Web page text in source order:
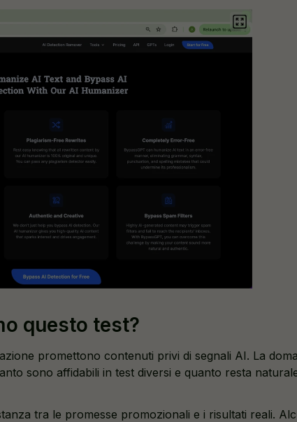
questo test?
promettono contenuti privi di segnali AI. La
sono affidabili in test diversi e quanto resta
tra le promesse promozionali e i risultati reali.